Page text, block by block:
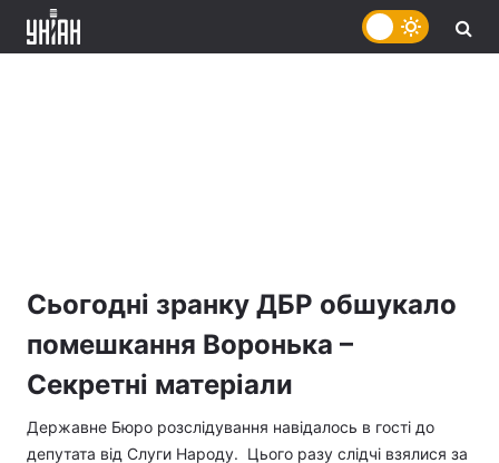
Сьогодні зранку ДБР обшукало
помешкання Воронька –
Секретні матеріали
Державне Бюро розслідування навідалось в гості до
депутата від Слуги Народу. Цього разу слідчі взялися за